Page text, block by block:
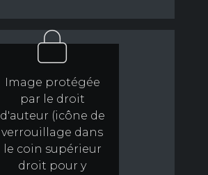
Image protégée
par le droit
d'auteur (icône de
verrouillage dans
le coin supérieur
droit pour y